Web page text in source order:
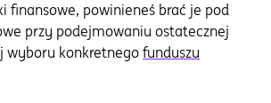
finansowe, powinieneś brać je pod
przy podejmowaniu ostatecznej
wyboru konkretnego funduszu